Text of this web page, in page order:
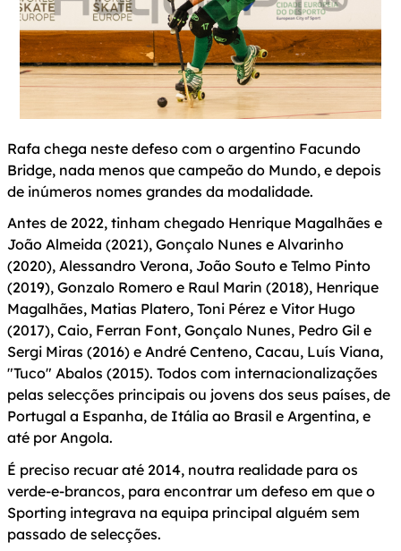
Rafa chega neste defeso com o argentino Facundo
Bridge, nada menos que campeão do Mundo, e depois
de inúmeros nomes grandes da modalidade.
Antes de 2022, tinham chegado Henrique Magalhães e
João Almeida (2021), Gonçalo Nunes e Alvarinho
(2020), Alessandro Verona, João Souto e Telmo Pinto
(2019), Gonzalo Romero e Raul Marin (2018), Henrique
Magalhães, Matias Platero, Toni Pérez e Vitor Hugo
(2017), Caio, Ferran Font, Gonçalo Nunes, Pedro Gil e
Sergi Miras (2016) e André Centeno, Cacau, Luís Viana,
"Tuco" Abalos (2015). Todos com internacionalizações
pelas selecções principais ou jovens dos seus países, de
Portugal a Espanha, de Itália ao Brasil e Argentina, e
até por Angola.
É preciso recuar até 2014, noutra realidade para os
verde-e-brancos, para encontrar um defeso em que o
Sporting integrava na equipa principal alguém sem
passado de selecções.